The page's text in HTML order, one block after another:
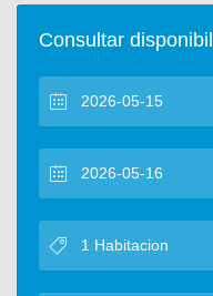
Consultar